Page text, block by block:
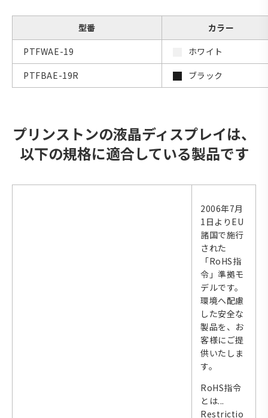
型番
カラー
PTFWAE-19
ホワイト
PTFBAE-19R
ブラック
プリンストンの液晶ディスプレイは、
以下の規格に適合している製品です
2006年7月
1日よりEU
諸国で施行
された
「RoHS指
令」準拠モ
デルです。
環境へ配慮
した安全な
製品を、お
客様にご提
供いたしま
す。
RoHS指令
とは...
Restrictio